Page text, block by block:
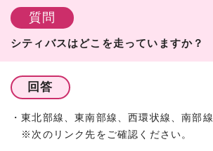
質問
シティバスはどこを走っていますか？
回答
・東北部線、東南部線、西環状線、南部線
※次のリンク先をご確認ください。